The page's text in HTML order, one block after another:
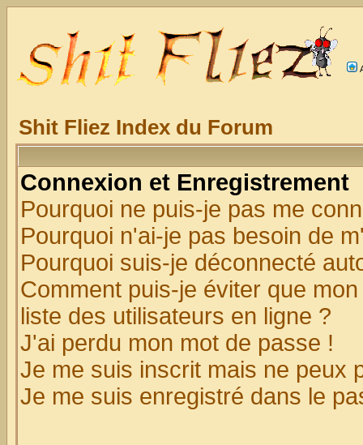
Shit Fliez Index du Forum
Connexion et Enregistrement
Pourquoi ne puis-je pas me
Pourquoi n'ai-je pas besoin de
Pourquoi suis-je déconnecté
Comment puis-je éviter que
liste des utilisateurs en ligne ?
J'ai perdu mon mot de passe !
Je me suis inscrit mais ne peux
Je me suis enregistré dans le